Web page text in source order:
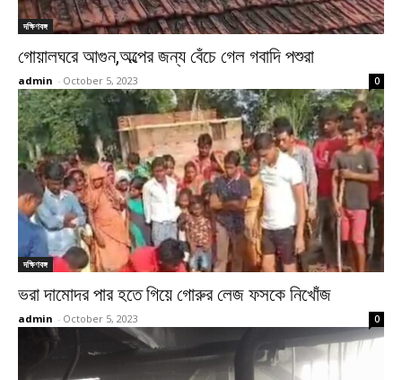
দক্ষিণবঙ্গ
গোয়ালঘরে আগুন,অল্পের জন্য বেঁচে গেল গবাদি পশুরা
admin - October 5, 2023 0
দক্ষিণবঙ্গ
ভরা দামোদর পার হতে গিয়ে গোরুর লেজ ফসকে নিখোঁজ
admin - October 5, 2023 0